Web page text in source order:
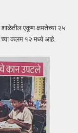
एकूण क्षमतेच्या २५
च्या कलम १२ मध्ये आहे.